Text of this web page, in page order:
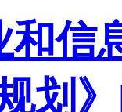
和信
划